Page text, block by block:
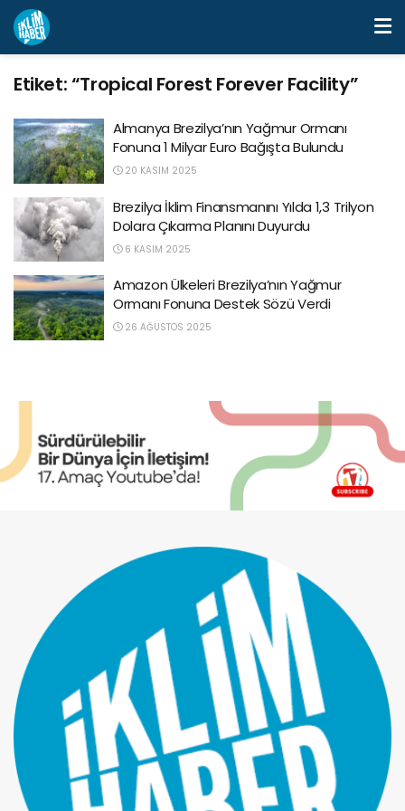
Etiket:“Tropical Forest Forever Facility”
Almanya Brezilya’nın Yağmur Ormanı
Fonuna 1 Milyar Euro Bağışta Bulundu
20 KASIM 2025
Brezilya İklim Finansmanını Yılda 1,3 Trilyon
Dolara Çıkarma Planını Duyurdu
6 KASIM 2025
Amazon Ülkeleri Brezilya’nın Yağmur
Ormanı Fonuna Destek Sözü Verdi
26 AĞUSTOS 2025